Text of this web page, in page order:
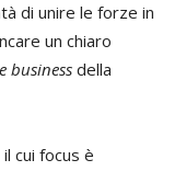
di unire le forze in
un chiaro
businessdella
cui focus è